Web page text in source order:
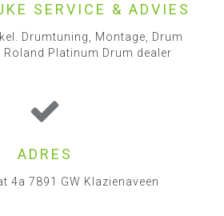
SERVICE & ADVIES
Drumtuning, Montage, Drum
Platinum Drum dealer
ADRES
4a 7891 GW Klazienaveen